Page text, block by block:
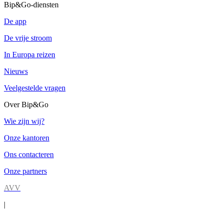
Bip&Go-diensten
De app
De vrije stroom
In Europa reizen
Nieuws
Veelgestelde vragen
Over Bip&Go
Wie zijn wij?
Onze kantoren
Ons contacteren
Onze partners
AVV
|